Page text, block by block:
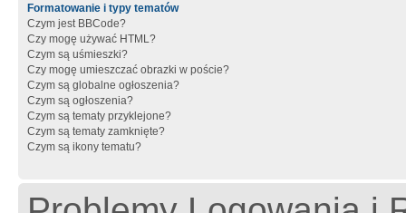
Formatowanie i typy tematów
Czym jest BBCode?
Czy mogę używać HTML?
Czym są uśmieszki?
Czy mogę umieszczać obrazki w poście?
Czym są globalne ogłoszenia?
Czym są ogłoszenia?
Czym są tematy przyklejone?
Czym są tematy zamknięte?
Czym są ikony tematu?